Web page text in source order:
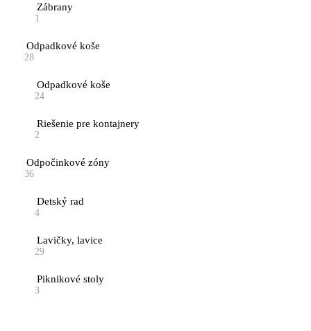
Zábrany
1
Odpadkové koše
28
Odpadkové koše
24
Riešenie pre kontajnery
2
Odpočinkové zóny
36
Detský rad
4
Lavičky, lavice
29
Piknikové stoly
3